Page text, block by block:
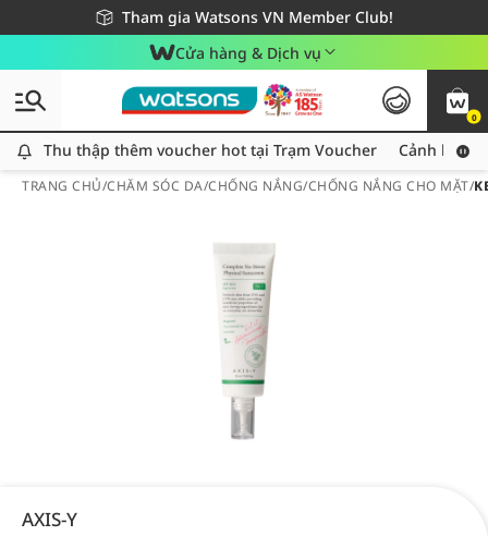
Tham gia Watsons VN Member Club!
Miễn phí giao hàng cho đơn hàng từ 249,000Đ
Giao hàng nhanh 24h - Áp dụng khu vực TP. Hồ Chí Minh
Cửa hàng & Dịch vụ
0
Thu thập thêm voucher hot tại Trạm Voucher
Thu thập thêm voucher hot tại Trạm Voucher Cảnh báo
TRANG CHỦ/CHĂM SÓC DA/CHỐNG NẮNG/CHỐNG NẮNG CHO MẶT/
AXIS-Y